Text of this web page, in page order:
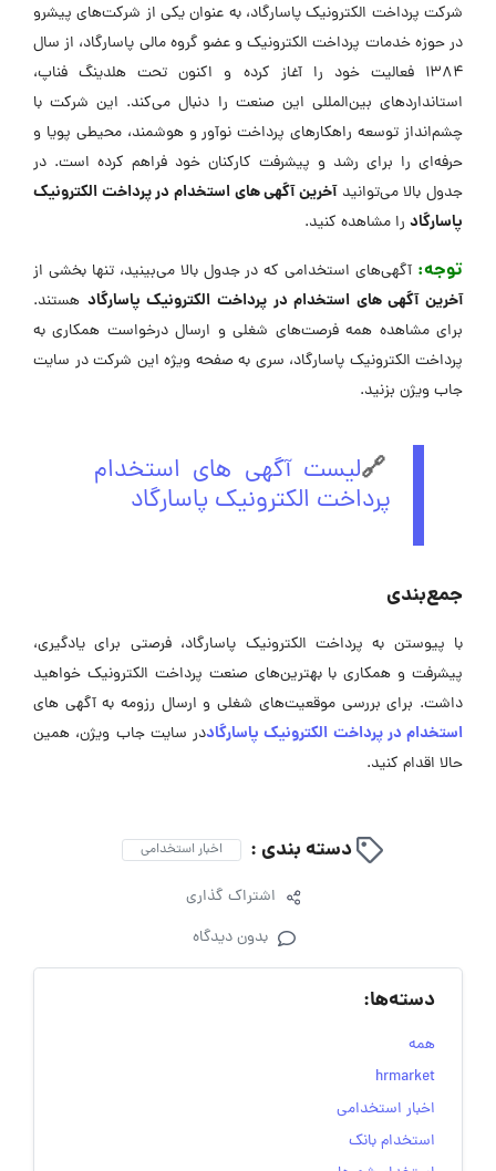
شرکت پرداخت الکترونیک پاسارگاد، به عنوان یکی از شرکت‌های پیشرو
در حوزه خدمات پرداخت الکترونیک و عضو گروه مالی پاسارگاد، از سال
۱۳۸۴ فعالیت خود را آغاز کرده و اکنون تحت هلدینگ فناپ،
استانداردهای بین‌المللی این صنعت را دنبال می‌کند. این شرکت با
چشم‌انداز توسعه راهکارهای پرداخت نوآور و هوشمند، محیطی پویا و
حرفه‌ای را برای رشد و پیشرفت کارکنان خود فراهم کرده است. در
جدول بالا می‌توانیدآخرین آگهی های استخدام در پرداخت الکترونیک
پاسارگاد را مشاهده کنید.
توجه: آگهی‌های استخدامی که در جدول بالا می‌بینید، تنها بخشی از
آخرین آگهی های استخدام در پرداخت الکترونیک پاسارگاد هستند.
برای مشاهده همه فرصت‌های شغلی و ارسال درخواست همکاری به
پرداخت الکترونیک پاسارگاد، سری به صفحه ویژه این شرکت در ‌سایت
جاب ویژن بزنید.
🔗لیست آگهی های استخدام
پرداخت الکترونیک پاسارگاد
جمع‌بندی
با پیوستن به پرداخت الکترونیک پاسارگاد، فرصتی برای یادگیری،
پیشرفت و همکاری با بهترین‌های صنعت پرداخت الکترونیک خواهید
داشت. برای بررسی موقعیت‌های شغلی و ارسال رزومه به آگهی ‌های
استخدام در پرداخت الکترونیک پاسارگاددر سایت جاب ویژن، همین
حالا اقدام کنید.
دسته بندی : اخبار استخدامی
اشتراک گذاری
بدون دیدگاه
دسته‌ها:
همه
hrmarket
اخبار استخدامی
استخدام بانک